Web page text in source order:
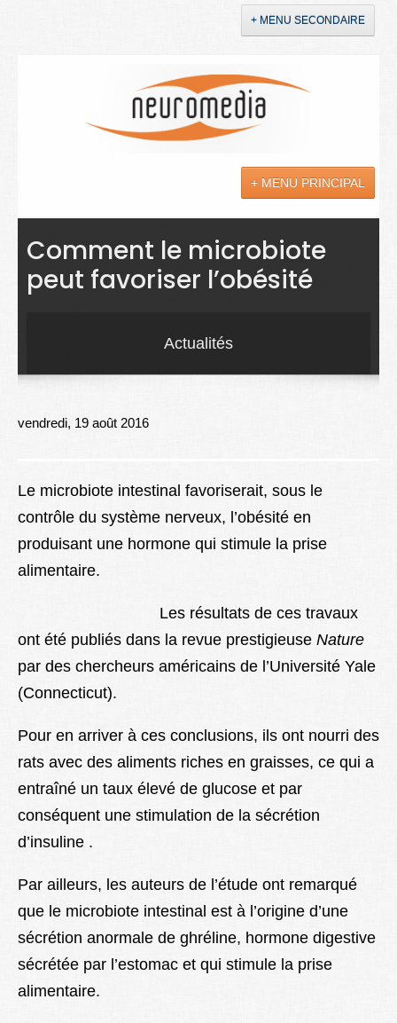
+ MENU SECONDAIRE
+ MENU PRINCIPAL
Actualités
Sciences
Droit
Lexique
Comment le microbiote
peut favoriser l’obésité
Actualités
vendredi, 19 août 2016
Le microbiote intestinal favoriserait, sous le
contrôle du système nerveux, l’obésité en
produisant une hormone qui stimule la prise
alimentaire.
Les résultats de ces travaux
ont été publiés dans la revue prestigieuse Nature
par des chercheurs américains de l’Université Yale
(Connecticut).
Pour en arriver à ces conclusions, ils ont nourri des
rats avec des aliments riches en graisses, ce qui a
entraîné un taux élevé de glucose et par
conséquent une stimulation de la sécrétion
d’insuline .
Par ailleurs, les auteurs de l’étude ont remarqué
que le microbiote intestinal est à l’origine d’une
sécrétion anormale de ghréline, hormone digestive
sécrétée par l’estomac et qui stimule la prise
alimentaire.